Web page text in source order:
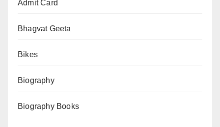
Admit Card
Bhagvat Geeta
Bikes
Biography
Biography Books